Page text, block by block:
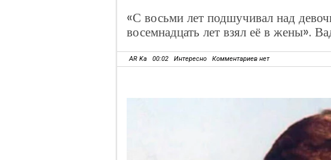
«С восьми лет подшучивал над
восемнадцать лет взял её в жены».
AR Ka 00:02 Интересно Комментариев нет